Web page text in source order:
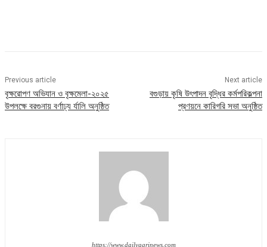
Previous article
বৃক্ষরোপণ অভিযান ও বৃক্ষমেলা-২০২৫
উপলক্ষে বরগুনায় বর্ণাঢ্য র্যালি অনুষ্ঠিত
Next article
বগুড়ায় কৃষি উৎপাদন বৃদ্ধির কর্মপরিকল্পনা
প্রণয়নে কারিগরি সভা অনুষ্ঠিত
https://www.dailyagrinews.com